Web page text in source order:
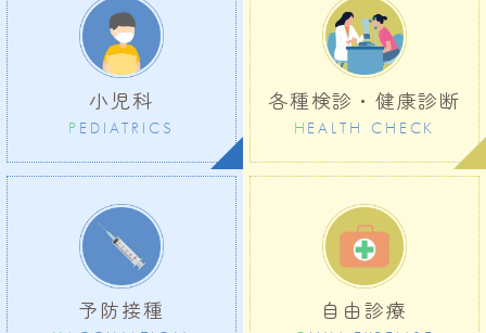
小児科
P EDIATRICS
各種検診・健康診断
H EALTH CHECK
予防接種 自由診療